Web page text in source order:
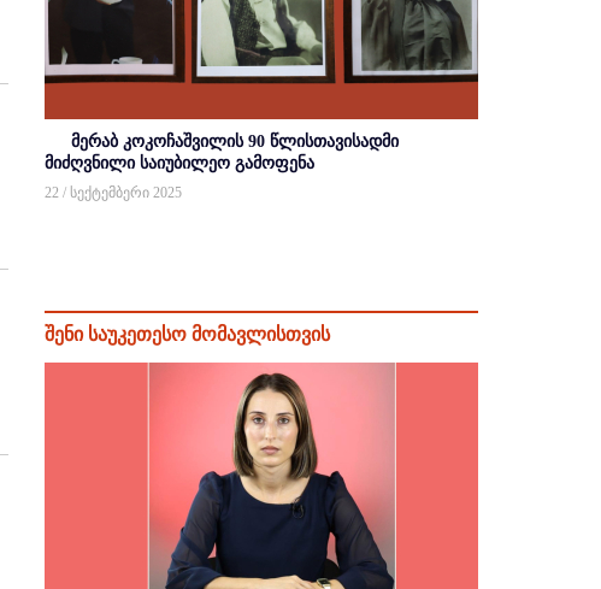
მერაბ კოკოჩაშვილის 90 წლისთავისადმი
მიძღვნილი საიუბილეო გამოფენა
22 / სექტემბერი 2025
შენი საუკეთესო მომავლისთვის